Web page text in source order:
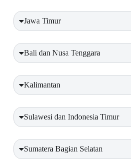
Jawa Timur
Bali dan Nusa Tenggara
Kalimantan
Sulawesi dan Indonesia Timur
Sumatera Bagian Selatan